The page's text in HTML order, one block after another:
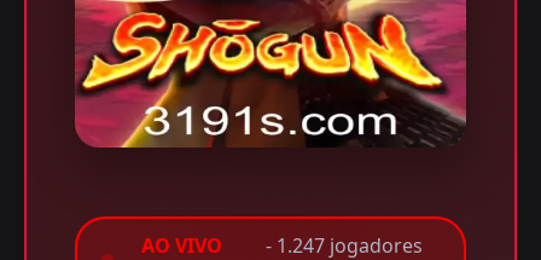
AO VIVO
- 1.247 jogadores